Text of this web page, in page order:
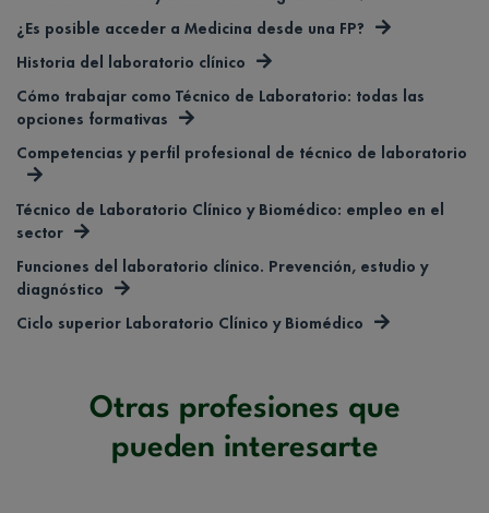
¿Es posible acceder a Medicina desde una FP?
Historia del laboratorio clínico
Cómo trabajar como Técnico de Laboratorio: todas las
opciones formativas
Competencias y perfil profesional de técnico de laboratorio
Técnico de Laboratorio Clínico y Biomédico: empleo en el
sector
Funciones del laboratorio clínico. Prevención, estudio y
diagnóstico
Ciclo superior Laboratorio Clínico y Biomédico
Otras profesiones que
pueden interesarte